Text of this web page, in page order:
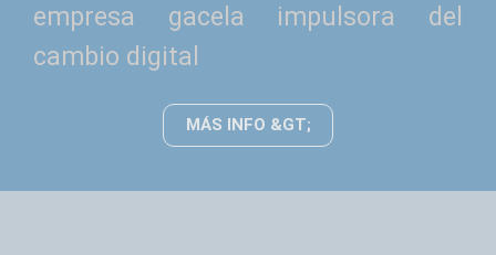
empresa gacela impulsora del
cambio digital
MÁS INFO &GT;